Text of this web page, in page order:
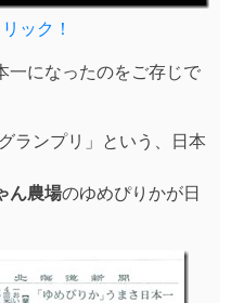
ック！
一になったのをご存じで
ランプリ」という、日本
ん農場のゆめぴりかが日